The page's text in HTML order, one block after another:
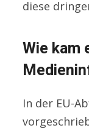
diese
Wie kam
In der EU-